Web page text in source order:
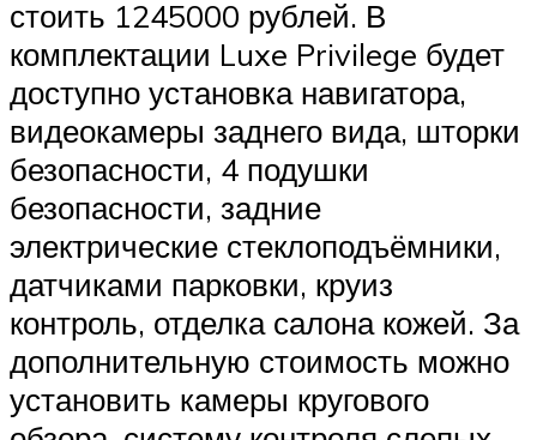
стоить 1245000 рублей. В
комплектации Luxe Privilege будет
доступно установка навигатора,
видеокамеры заднего вида, шторки
безопасности, 4 подушки
безопасности, задние
электрические стеклоподъёмники,
датчиками парковки, круиз
контроль, отделка салона кожей. За
дополнительную стоимость можно
установить камеры кругового